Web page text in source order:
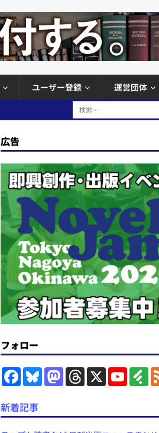
ユーザー登録 運営団体
広告
フォロー
F
a
e
b
o
o
B
l
k
y
M
a
d
o
T
h
d
s
X
Y
o
b
F
e
y
新着記事